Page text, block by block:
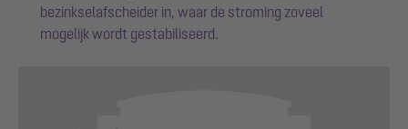
bezinkselafscheider in, waar de stroming zoveel
mogelijk wordt gestabiliseerd.